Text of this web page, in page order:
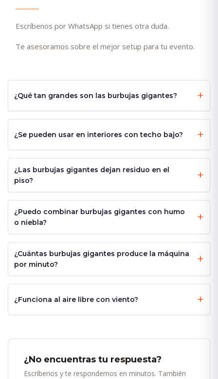
Escríbenos por WhatsApp si tienes otra duda.
Te asesoramos sobre el mejor setup para tu evento.
¿Qué tan grandes son las burbujas gigantes?
¿Se pueden usar en interiores con techo bajo?
¿Las burbujas gigantes dejan residuo en el
piso?
¿Puedo combinar burbujas gigantes con humo
o niebla?
¿Cuántas burbujas gigantes produce la máquina
por minuto?
¿Funciona al aire libre con viento?
¿No encuentras tu respuesta?
Escríbenos y te respondemos en minutos. También